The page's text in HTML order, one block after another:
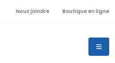
Nous joindre Boutique en ligne